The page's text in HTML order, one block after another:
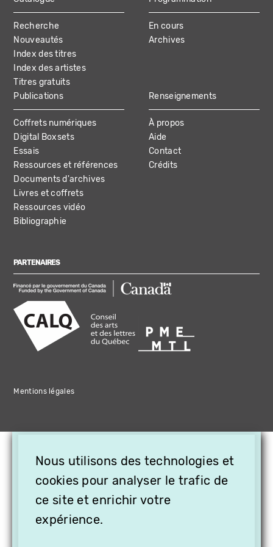
MAIN
NAVIGATION
Recherche
Nouveautés
Index des titres
Index des artistes
Titres gratuits
En cours
Archives
Publications
Coffrets numériques
Digital Boxsets
Essais
Ressources et références
Documents d'archives
Livres et coffrets
Ressources vidéo
Bibliographie
Renseignements
À propos
Aide
Contact
Crédits
PARTENAIRES
Mentions légales
Nous utilisons des technologies et
cookies pour analyser le trafic de
ce site et enrichir votre
expérience.
OFFREZ LA VIDÉO EN
CADEAU, ABONNEZ VOS
PROCHES À VITHÈQUE !